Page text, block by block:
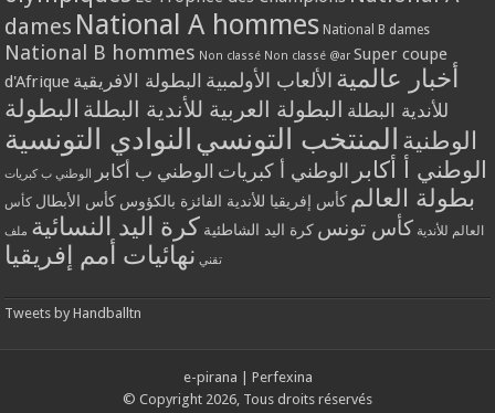
dames National A hommes National B dames
National B hommes Non classé Non classé @ar Super coupe
d'Afrique
أخبار عالمية الألعاب الأولمبية البطولة الافريقية
للأندية البطلة البطولة العربية للأندية البطلة البطولة
الوطنية المنتخب التونسي النوادي التونسية
الوطني أ أكابر الوطني أ كبريات الوطني ب أكابر الوطني ب كبريات
بطولة العالم كأس إفريقيا للأندية الفائزة بالكؤوس كأس الأبطال كأس
العالم للأندية كأس تونس كرة اليد الشاطئية كرة اليد النسائية ملف
تقني نهائيات أمم إفريقيا
Tweets by Handballtn
e-pirana
Perfexina
© Copyright 2026, Tous droits réservés